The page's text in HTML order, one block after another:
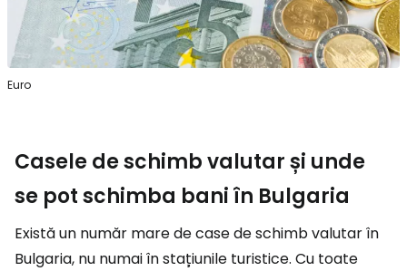
Euro
Casele de schimb valutar și unde
se pot schimba bani în Bulgaria
Există un număr mare de case de schimb valutar în
Bulgaria, nu numai în stațiunile turistice. Cu toate